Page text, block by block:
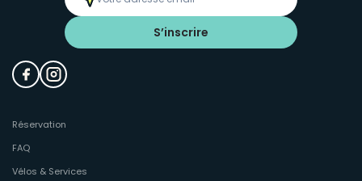
S’inscrire
Réservation
FAQ
Vélos & Services